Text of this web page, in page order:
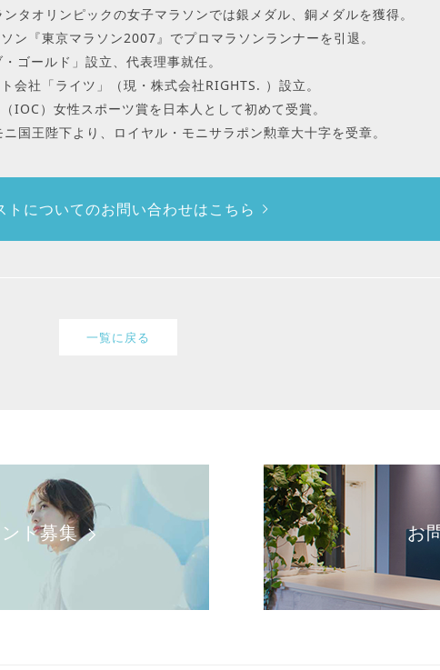
タオリンピックの女子マラソンでは銀メダル、銅メダルを獲得。
ン『東京マラソン2007』でプロマラソンランナーを引退。
ゴールド」設立、代表理事就任。
会社「ライツ」（現・株式会社RIGHTS. ）設立。
IOC）女性スポーツ賞を日本人として初めて受賞。
国王陛下より、ロイヤル・モニサラポン勲章大十字を受章。
トについてのお問い合わせはこちら
一覧に戻る
ト募集 お